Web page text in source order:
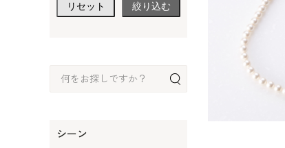
リセット 絞り込む
シーン